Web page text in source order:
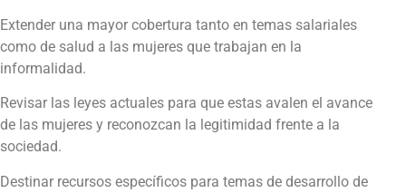
Extender una mayor cobertura tanto en temas salariales
como de salud a las mujeres que trabajan en la
informalidad.
Revisar las leyes actuales para que estas avalen el avance
de las mujeres y reconozcan la legitimidad frente a la
sociedad.
Destinar recursos específicos para temas de desarrollo de